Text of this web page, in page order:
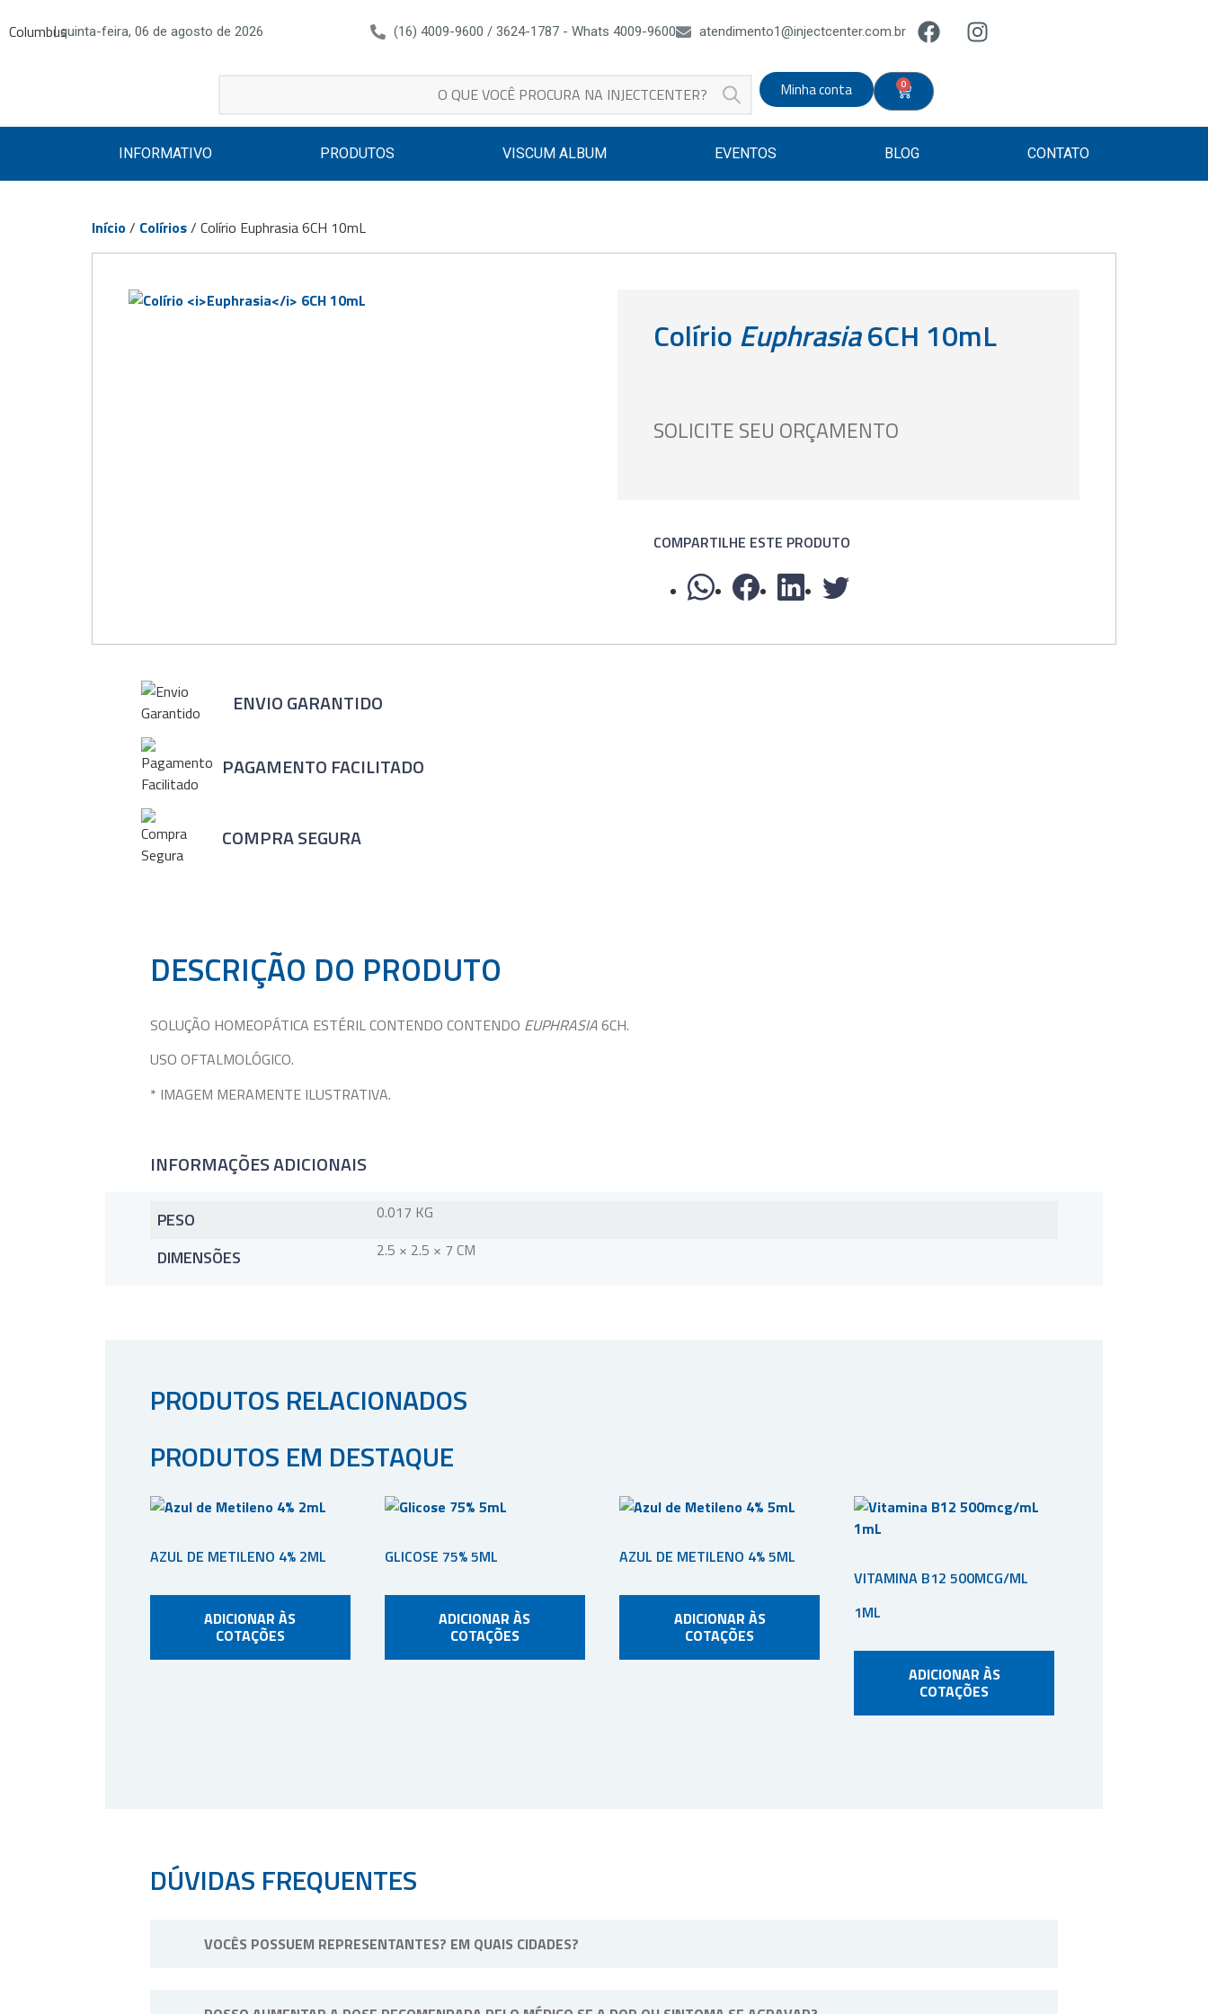
Columbus| quinta-feira, 06 de agosto de 2026 (16) 4009-9600 / 3624-1787 - Whats 4009-9600 atendimento1@injectcenter.com.br
Minha conta 0
INFORMATIVO PRODUTOS VISCUM ALBUM EVENTOS BLOG CONTATO
Início/ Colírios/ Colírio Euphrasia 6CH 10mL
Colírio Euphrasia6CH 10mL
SOLICITE SEU ORÇAMENTO
COMPARTILHE ESTE PRODUTO
ENVIO GARANTIDO
PAGAMENTO FACILITADO
COMPRA SEGURA
DESCRIÇÃO DO PRODUTO
SOLUÇÃO HOMEOPÁTICA ESTÉRIL CONTENDO CONTENDO EUPHRASIA 6CH.
USO OFTALMOLÓGICO.
* IMAGEM MERAMENTE ILUSTRATIVA.
INFORMAÇÕES ADICIONAIS
PESO 0.017 KG
DIMENSÕES 2.5 × 2.5 × 7 CM
PRODUTOS RELACIONADOS
PRODUTOS EM DESTAQUE
AZUL DE METILENO 4% 2ML
ADICIONAR ÀS
COTAÇÕES
GLICOSE 75% 5ML
ADICIONAR ÀS
COTAÇÕES
AZUL DE METILENO 4% 5ML
ADICIONAR ÀS
COTAÇÕES
VITAMINA B12 500MCG/ML
1ML
ADICIONAR ÀS
COTAÇÕES
DÚVIDAS FREQUENTES
VOCÊS POSSUEM REPRESENTANTES? EM QUAIS CIDADES?